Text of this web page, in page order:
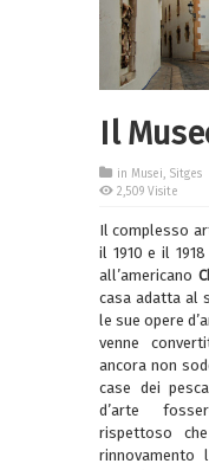
Il
in Musei, Sitges
2,509 Visite
Il complesso
il 1910 e il
all’americano
casa adatta al
le sue opere
venne
ancora non
case dei
d’arte
rispettoso
rinnovamento